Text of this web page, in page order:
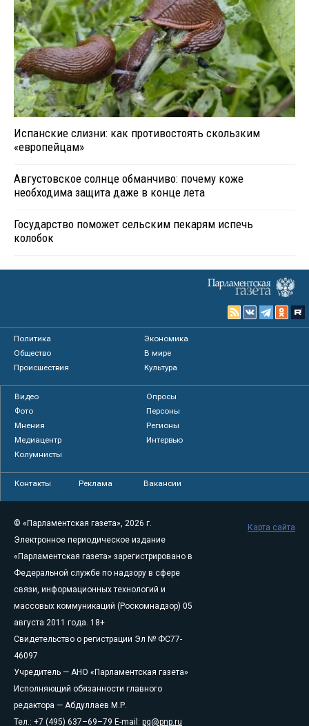
Испанские слизни: как противостоять скользким
«европейцам»
Августовское солнце обманчиво: почему коже
необходима защита даже в конце лета
Государство поможет сельским пекарям испечь
колобок
Политика
Экономика
Общество
В мире
Происшествия
Культура
Видео
Опросы
Фото
Персоны
Мнения
Регионы
Медиацентр
Интервью
Колумнисты
Контакты Реклама Вакансии
© «Парламентская газета», 2026 г.
Электронное периодическое издание
«Парламентская газета» зарегистрировано в
Федеральной службе по надзору в сфере
связи, информационных технологий и
массовых коммуникаций (Роскомнадзор) 05
августа 2011 года. 18+
Свидетельство о регистрации Эл № ФС77-
46097
Учредитель — АНО «Парламентская газета»
Исполняющий обязанности главного
редактора — Абдуллаев М.Р.
Тел.: +7 (495) 637–69–79 E-mail: pg@pnp.ru
Карта сайта